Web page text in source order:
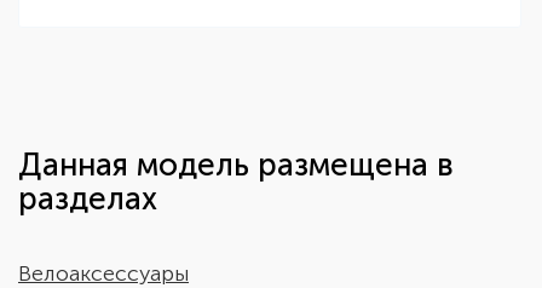
Данная модель размещена в
разделах
Велоаксессуары